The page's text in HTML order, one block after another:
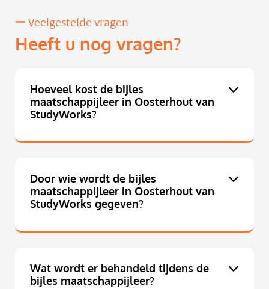
Veelgestelde vragen
Heeft u nog vragen?
Hoeveel kost de bijles
maatschappijleer in Oosterhout van
StudyWorks?
Door wie wordt de bijles
maatschappijleer in Oosterhout van
StudyWorks gegeven?
Wat wordt er behandeld tijdens de
bijles maatschappijleer?